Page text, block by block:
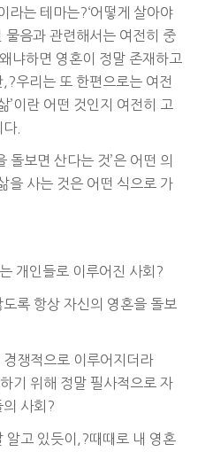
라는 테마는?‘어떻게 살아야
물음과 관련해서는 여전히 중
냐하면 영혼이 정말 존재하고
우리는 또 한편으로는 여전
’이란 어떤 것인지 여전히 고
.
돌보면 산다는 것’은 어떤 의
을 사는 것은 어떤 식으로 가
개인들로 이루어진 사회?
록 항상 자신의 영혼을 돌보
쟁적으로 이루어지더라
기 위해 정말 필사적으로 자
의 사회?
알고 있듯이,?때때로 내 영혼